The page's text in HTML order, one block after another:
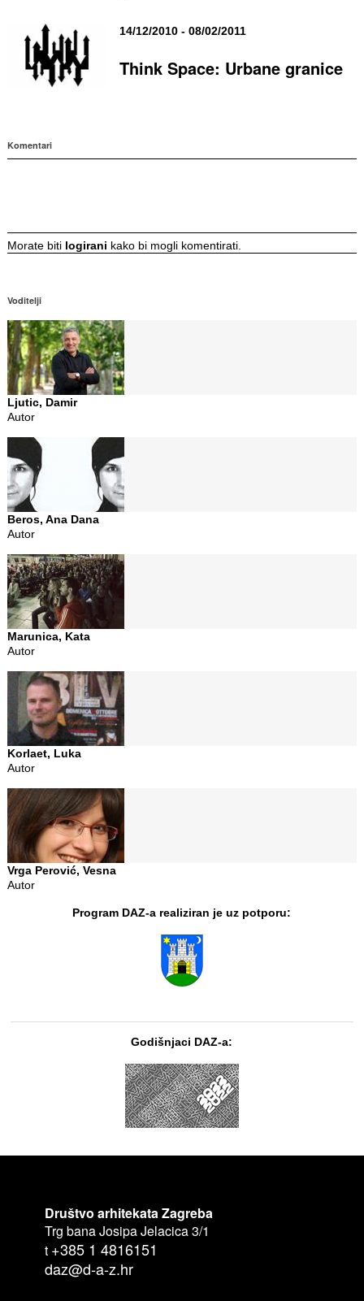
14/12/2010 - 08/02/2011
Think Space: Urbane granice
Komentari
Morate biti logirani kako bi mogli komentirati.
Voditelji
Ljutic, Damir
Autor
Beros, Ana Dana
Autor
Marunica, Kata
Autor
Korlaet, Luka
Autor
Vrga Perović, Vesna
Autor
Program DAZ-a realiziran je uz potporu:
Godišnjaci DAZ-a:
Društvo arhitekata Zagreba
Trg bana Josipa Jelacica 3/1
t +385 1 4816151
daz@d-a-z.hr